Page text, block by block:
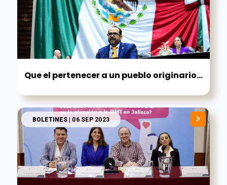
Que el pertenecer a un pueblo originario...
BOLETINES| 06 SEP 2023